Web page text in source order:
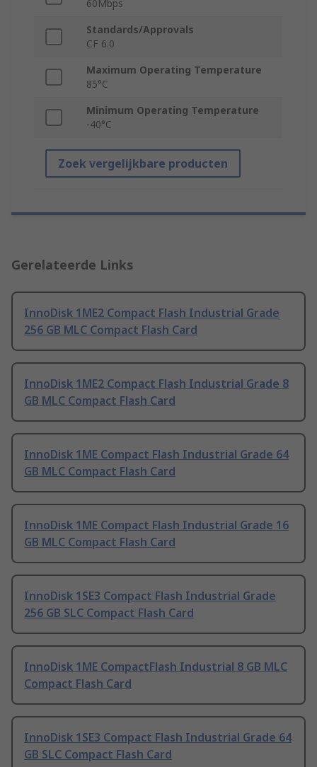
60Mbps
Standards/Approvals
CF 6.0
Maximum Operating Temperature
85°C
Minimum Operating Temperature
-40°C
Zoek vergelijkbare producten
Gerelateerde Links
InnoDisk 1ME2 Compact Flash Industrial Grade
256 GB MLC Compact Flash Card
InnoDisk 1ME2 Compact Flash Industrial Grade 8
GB MLC Compact Flash Card
InnoDisk 1ME Compact Flash Industrial Grade 64
GB MLC Compact Flash Card
InnoDisk 1ME Compact Flash Industrial Grade 16
GB MLC Compact Flash Card
InnoDisk 1SE3 Compact Flash Industrial Grade
256 GB SLC Compact Flash Card
InnoDisk 1ME CompactFlash Industrial 8 GB MLC
Compact Flash Card
InnoDisk 1SE3 Compact Flash Industrial Grade 64
GB SLC Compact Flash Card